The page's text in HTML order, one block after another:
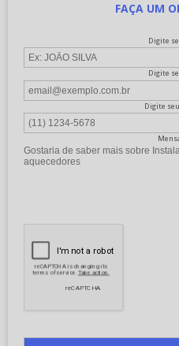
FAÇA UM
Digite
Digite
Digite